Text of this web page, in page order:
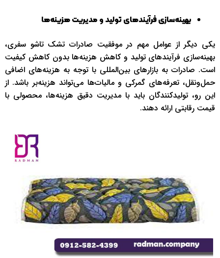
بهینه‌سازی فرآیندهای تولید و مدیریت هزینه‌ها
یکی دیگر از عوامل مهم در موفقیت صادرات تشک تاشو سفری،
بهینه‌سازی فرآیندهای تولید و کاهش هزینه‌ها بدون کاهش کیفیت
است. صادرات به بازارهای بین‌المللی با توجه به هزینه‌های اضافی
حمل‌ونقل، تعرفه‌های گمرکی و مالیات‌ها می‌تواند هزینه‌بر باشد. از
این رو، تولیدکنندگان باید با مدیریت دقیق هزینه‌ها، محصولی با
قیمت رقابتی ارائه دهند.